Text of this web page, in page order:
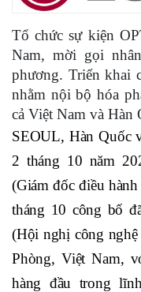
Tổ chức sự kiện
Nam, mời gọi
phương. Triển khai
nhằm nội bộ hóa
cả Việt Nam và Hàn
SEOUL, Hàn Quốc
2 tháng 10 năm
(Giám đốc điều
tháng 10 công bố
(Hội nghị công
Phòng, Việt Nam,
hàng đầu trong